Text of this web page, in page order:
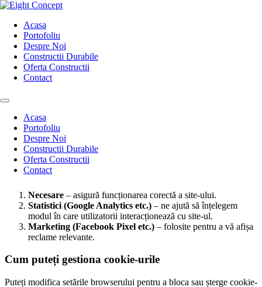
Sari la conținut
Acasa
Portofoliu
Despre Noi
Constructii Durabile
Oferta Constructii
Contact
Acasa
Portofoliu
Despre Noi
Constructii Durabile
Oferta Constructii
Contact
Politica de cookies
Politica de cookies
Ce sunt cookie-urile?
Cookie-urile sunt fișiere mici salvate pe dispozitivul dumneavoastră
atunci când vizitați un site. Acestea sunt folosite pentru a îmbunătăți
experiența de utilizare și pentru a colecta date statistice.
Tipuri de cookie-uri utilizate
Necesare – asigură funcționarea corectă a site-ului.
Statistici (Google Analytics etc.) – ne ajută să înțelegem
modul în care utilizatorii interacționează cu site-ul.
Marketing (Facebook Pixel etc.) – folosite pentru a vă afișa
reclame relevante.
Cum puteți gestiona cookie-urile
Puteți modifica setările browserului pentru a bloca sau șterge cookie-